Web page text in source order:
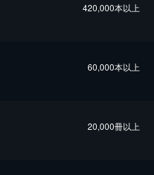
420,000本以上
60,000本以上
20,000冊以上